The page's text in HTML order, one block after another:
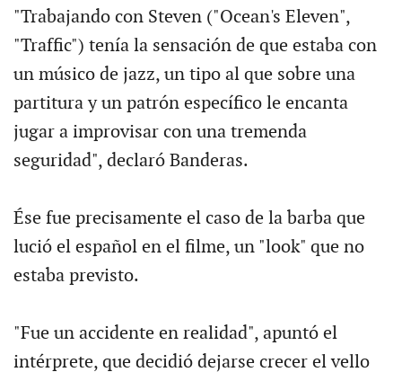
"Trabajando con Steven ("Ocean's Eleven",
"Traffic") tenía la sensación de que estaba con
un músico de jazz, un tipo al que sobre una
partitura y un patrón específico le encanta
jugar a improvisar con una tremenda
seguridad", declaró Banderas.
Ése fue precisamente el caso de la barba que
lució el español en el filme, un "look" que no
estaba previsto.
"Fue un accidente en realidad", apuntó el
intérprete, que decidió dejarse crecer el vello